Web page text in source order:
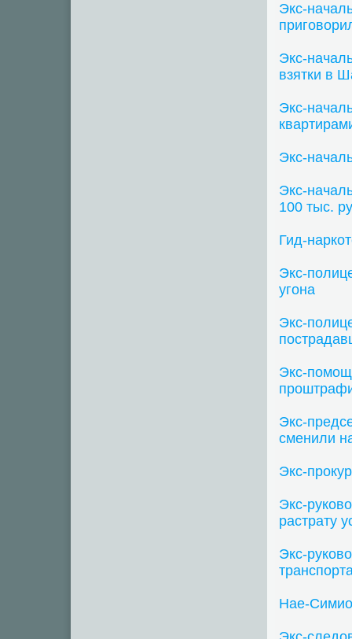
Экс-
Экс-
взятки в
Экс-
Экс-
Экс-
100 тыс.
Гид-
Экс-
угона
Экс-
Экс-
Экс-
сменили
Экс-
Экс-
растрату
Экс-
Нае-